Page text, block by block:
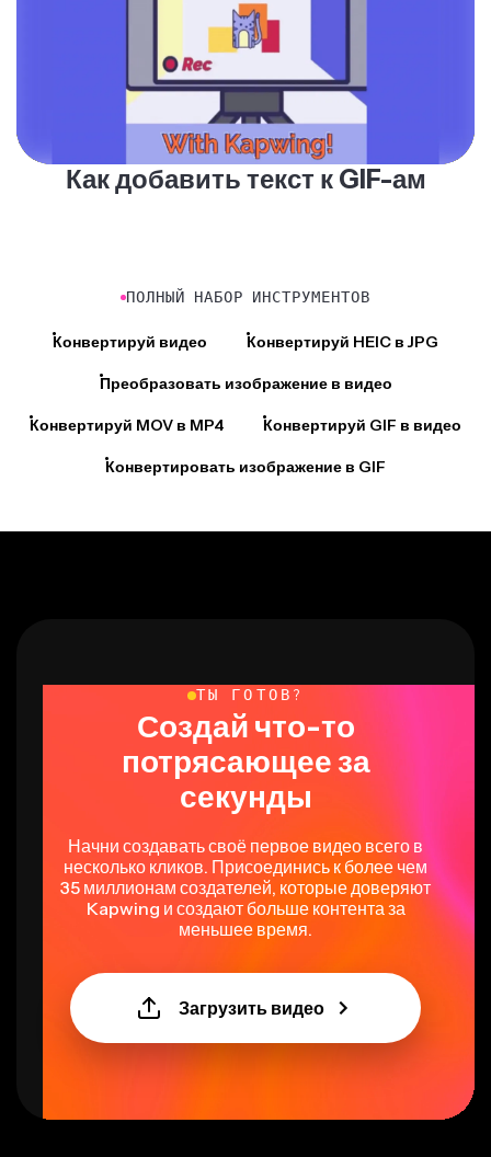
Как добавить текст к GIF-ам
Создай что-то
потрясающее за
секунды
несколько кликов. Присоединись к более чем
35 миллионам создателей, которые доверяют
Kapwing и создают больше контента за
меньшее время.